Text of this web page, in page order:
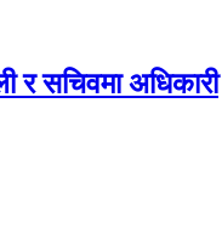
र सचिवमा अधिकारी